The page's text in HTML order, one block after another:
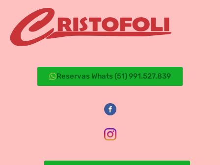
Reservas Whats (51) 991.527.839